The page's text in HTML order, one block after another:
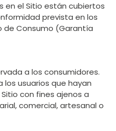
en el Sitio están cubiertos
prevista en los
de Consumo (Garantía
a los consumidores.
los usuarios que hayan
con fines ajenos a
comercial, artesanal o